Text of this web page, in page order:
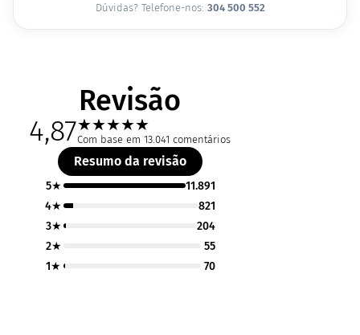
Dúvidas? Telefone-nos: 304 500 552
Revisão
4,87★★★★★
Com base em 13.041 comentários
Resumo da revisão
5★
11.891
4★
821
3★
204
2★
55
1★
70